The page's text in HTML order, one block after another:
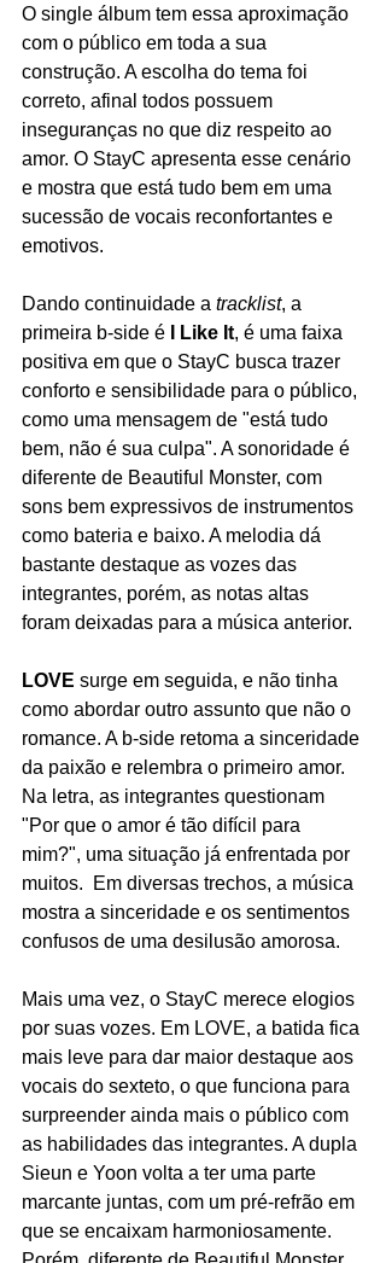
O single álbum tem essa aproximação
com o público em toda a sua
construção. A escolha do tema foi
correto, afinal todos possuem
inseguranças no que diz respeito ao
amor. O StayC apresenta esse cenário
e mostra que está tudo bem em uma
sucessão de vocais reconfortantes e
emotivos.
Dando continuidade a tracklist, a
primeira b-side é I Like It, é uma faixa
positiva em que o StayC busca trazer
conforto e sensibilidade para o público,
como uma mensagem de "está tudo
bem, não é sua culpa". A sonoridade é
diferente de Beautiful Monster, com
sons bem expressivos de instrumentos
como bateria e baixo. A melodia dá
bastante destaque as vozes das
integrantes, porém, as notas altas
foram deixadas para a música anterior.
LOVE surge em seguida, e não tinha
como abordar outro assunto que não o
romance. A b-side retoma a sinceridade
da paixão e relembra o primeiro amor.
Na letra, as integrantes questionam
"Por que o amor é tão difícil para
mim?", uma situação já enfrentada por
muitos.  Em diversas trechos, a música
mostra a sinceridade e os sentimentos
confusos de uma desilusão amorosa.
Mais uma vez, o StayC merece elogios
por suas vozes. Em LOVE, a batida fica
mais leve para dar maior destaque aos
vocais do sexteto, o que funciona para
surpreender ainda mais o público com
as habilidades das integrantes. A dupla
Sieun e Yoon volta a ter uma parte
marcante juntas, com um pré-refrão em
que se encaixam harmoniosamente.